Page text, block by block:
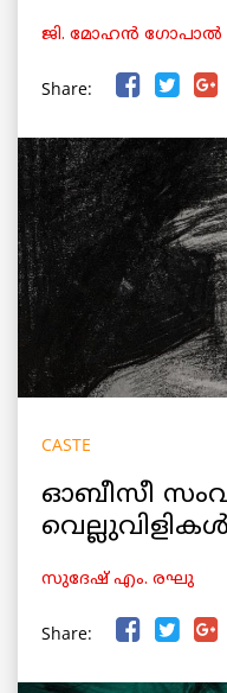
ജി. മോഹൻ ഗോപാൽ
Share:
CASTE
ഓബീസീ
വെല്ലുവിളികൾ
സുദേഷ് എം. രഘു
Share: